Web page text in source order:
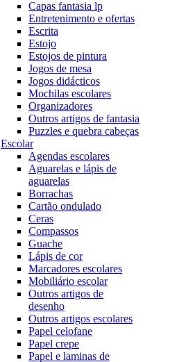
Capas fantasia lp
Entretenimento e ofertas
Escrita
Estojo
Estojos de pintura
Jogos de mesa
Jogos didácticos
Mochilas escolares
Organizadores
Outros artigos de fantasia
Puzzles e quebra cabeças
Escolar
Agendas escolares
Aguarelas e lápis de
aguarelas
Borrachas
Cartão ondulado
Ceras
Compassos
Guache
Lápis de cor
Marcadores escolares
Mobiliário escolar
Outros artigos de
desenho
Outros artigos escolares
Papel celofane
Papel crepe
Papel e laminas de